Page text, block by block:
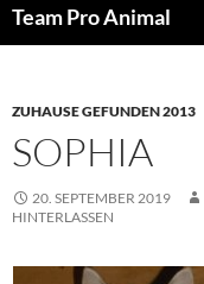
Team Pro Animal
ZUHAUSE GEFUNDEN 2013
SOPHIA
20. SEPTEMBER 2019
HINTERLASSEN